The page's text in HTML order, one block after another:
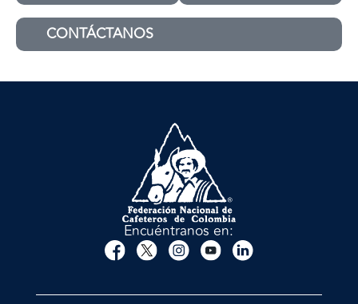
CONTÁCTANOS
Encuéntranos en: